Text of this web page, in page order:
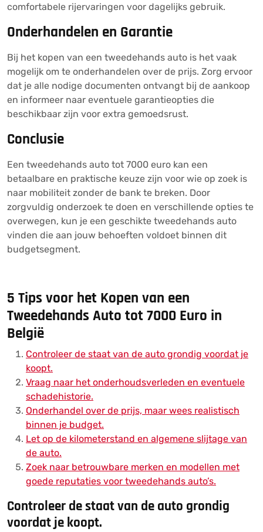
comfortabele rijervaringen voor dagelijks gebruik.
Onderhandelen en Garantie
Bij het kopen van een tweedehands auto is het vaak
mogelijk om te onderhandelen over de prijs. Zorg ervoor
dat je alle nodige documenten ontvangt bij de aankoop
en informeer naar eventuele garantieopties die
beschikbaar zijn voor extra gemoedsrust.
Conclusie
Een tweedehands auto tot 7000 euro kan een
betaalbare en praktische keuze zijn voor wie op zoek is
naar mobiliteit zonder de bank te breken. Door
zorgvuldig onderzoek te doen en verschillende opties te
overwegen, kun je een geschikte tweedehands auto
vinden die aan jouw behoeften voldoet binnen dit
budgetsegment.
5 Tips voor het Kopen van een
Tweedehands Auto tot 7000 Euro in
België
Controleer de staat van de auto grondig voordat je
koopt.
Vraag naar het onderhoudsverleden en eventuele
schadehistorie.
Onderhandel over de prijs, maar wees realistisch
binnen je budget.
Let op de kilometerstand en algemene slijtage van
de auto.
Zoek naar betrouwbare merken en modellen met
goede reputaties voor tweedehands auto’s.
Controleer de staat van de auto grondig
voordat je koopt.